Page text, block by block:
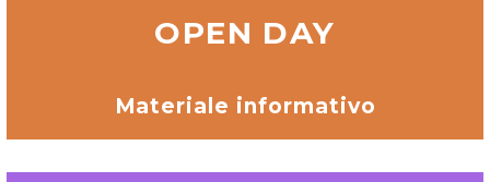
OPEN DAY
Materiale informativo